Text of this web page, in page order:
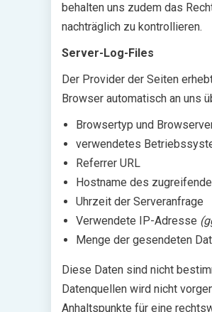
behalten uns zudem das
nachträglich zu kontrollieren.
Server-Log-Files
Der Provider der Seiten
Browser automatisch an uns
Browsertyp und
verwendetes
Referrer URL
Hostname des
Uhrzeit der Serveranfrage
Verwendete IP-Adresse
Menge der gesendeten
Diese Daten sind nicht
Datenquellen wird nicht
Anhaltspunkte für eine